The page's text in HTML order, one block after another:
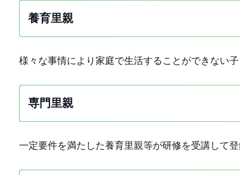
養育里親
様々な事情により家庭で生活することができない
専門里親
一定要件を満たした養育里親等が研修を受講して